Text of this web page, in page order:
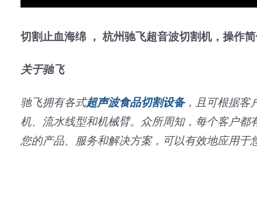
切割止血海绵 ， 杭州驰飞超音波切割机，操作
关于驰飞
驰飞拥有各式超声波食品切割设备，且可根据客
机、流水线型和机械臂。众所周知，每个客户
您的产品、服务和解决方案，可以有效地应用于